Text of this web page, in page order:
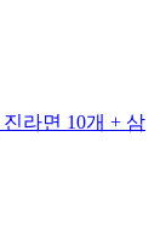
라면 10개 + 삼